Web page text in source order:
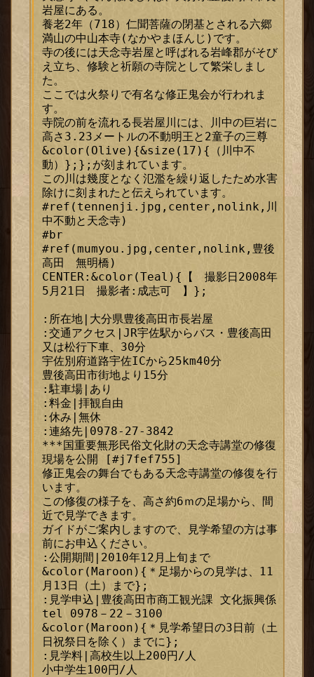
岩屋にある。
養老2年（718）仁聞菩薩の閉基とされる六郷
満山の中山本寺(なかやまほんじ)です。
寺の後には天念寺岩屋と呼ばれる岩峰郡がそび
え立ち、修験と祈願の寺院として繁栄しまし
た。
ここでは火祭りで有名な修正鬼会が行われま
す。
寺院の前を流れる長岩屋川には、川中の巨岩に
高さ3.23メートルの不動明王と2童子の三尊
&color(Olive){&size(17){（川中不
動）};};が刻まれています。
この川は幾度となく氾濫を繰り返したため水害
除けに刻まれたと伝えられています。
#ref(tennenji.jpg,center,nolink,川
中不動と天念寺)
#br
#ref(mumyou.jpg,center,nolink,豊後
高田　無明橋)
CENTER:&color(Teal){【　撮影日2008年
5月21日　撮影者:成志可　】};
:所在地|大分県豊後高田市長岩屋
:交通アクセス|JR宇佐駅からバス・豊後高田
又は松行下車、30分
宇佐別府道路宇佐ICから25km40分
豊後高田市街地より15分
:駐車場|あり
:料金|拝観自由
:休み|無休
:連絡先|0978-27-3842
***国重要無形民俗文化財の天念寺講堂の修復
現場を公開 [#j7fef755]
修正鬼会の舞台でもある天念寺講堂の修復を行
います。
この修復の様子を、高さ約6ｍの足場から、間
近で見学できます。
ガイドがご案内しますので、見学希望の方は事
前にお申込ください。
:公開期間|2010年12月上旬まで
&color(Maroon){＊足場からの見学は、11
月13日（土）まで};
:見学申込|豊後高田市商工観光課 文化振興係
tel 0978－22－3100
&color(Maroon){＊見学希望日の3日前（土
日祝祭日を除く）までに};
:見学料|高校生以上200円/人
小中学生100円/人